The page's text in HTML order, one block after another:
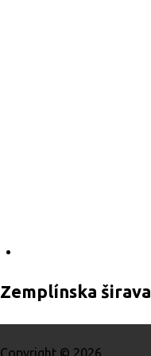
Zemplínska širava
Copyright © 2026